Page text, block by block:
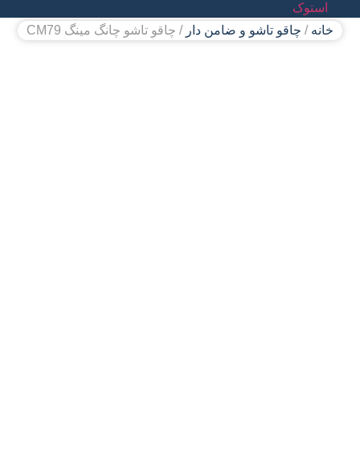
استوک
خانه / چاقو تاشو و ضامن دار / چاقو تاشو چانگ مینگ CM79